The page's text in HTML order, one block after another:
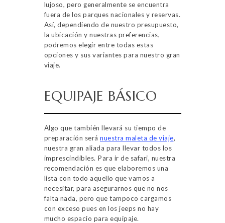
lujoso, pero generalmente se encuentra
fuera de los parques nacionales y reservas.
Así, dependiendo de nuestro presupuesto,
la ubicación y nuestras preferencias,
podremos elegir entre todas estas
opciones y sus variantes para nuestro gran
viaje.
EQUIPAJE BÁSICO
Algo que también llevará su tiempo de
preparación será nuestra maleta de viaje,
nuestra gran aliada para llevar todos los
imprescindibles. Para ir de safari, nuestra
recomendación es que elaboremos una
lista con todo aquello que vamos a
necesitar, para asegurarnos que no nos
falta nada, pero que tampoco cargamos
con exceso pues en los jeeps no hay
mucho espacio para equipaje.